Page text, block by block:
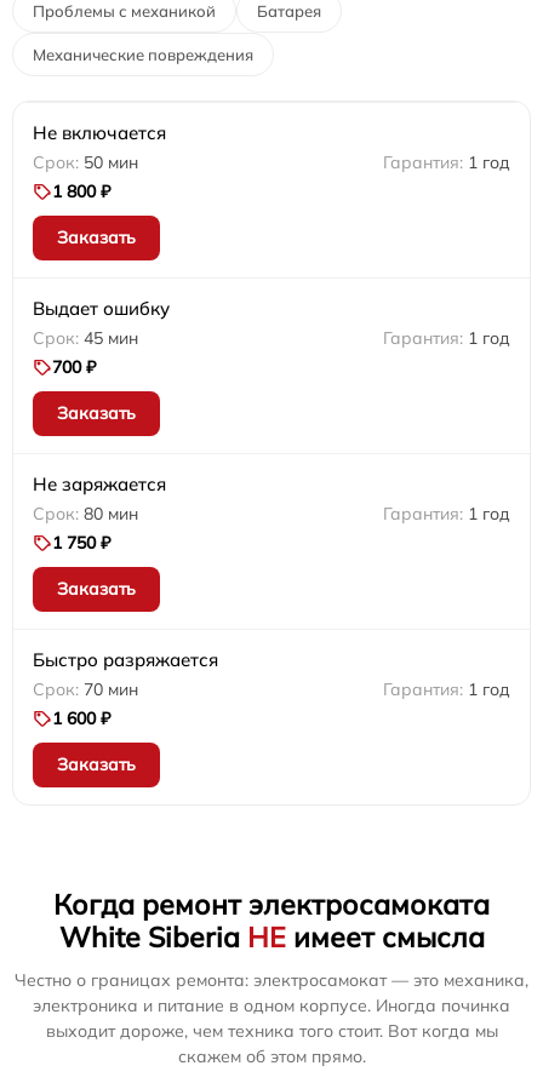
Проблемы с механикой Батарея
Механические повреждения
Не включается
50 мин
1 год
1 800 ₽
Заказать
Выдает ошибку
45 мин
1 год
700 ₽
Заказать
Не заряжается
80 мин
1 год
1 750 ₽
Заказать
Быстро разряжается
70 мин
1 год
1 600 ₽
Заказать
Когда ремонт электросамоката
White Siberia НЕимеет смысла
Честно о границах ремонта: электросамокат — это механика,
электроника и питание в одном корпусе. Иногда починка
выходит дороже, чем техника того стоит. Вот когда мы
скажем об этом прямо.